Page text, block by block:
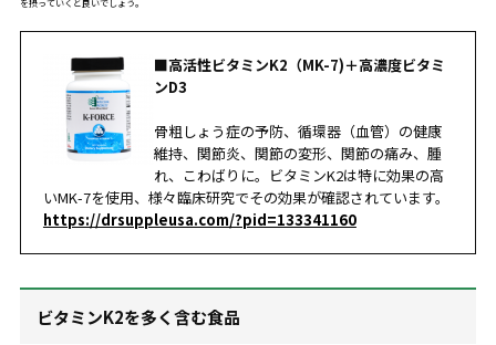
を摂っていくと良いでしょう。
■高活性ビタミンK2（MK-7)＋高濃度ビタミ
ンD3
骨粗しょう症の予防、循環器（血管）の健康
維持、関節炎、関節の変形、関節の痛み、腫
れ、こわばりに。ビタミンK2は特に効果の高
いMK-7を使用、様々臨床研究でその効果が確認されています。
https://drsuppleusa.com/?pid=133341160
ビタミンK2を多く含む食品